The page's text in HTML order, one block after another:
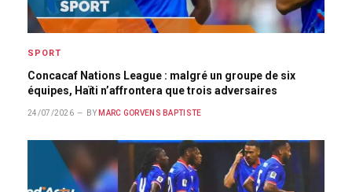
SPORT
Concacaf Nations League : malgré un groupe de six
équipes, Haïti n’affrontera que trois adversaires
24/07/2026 BY MARC GORVENS BAPTISTE